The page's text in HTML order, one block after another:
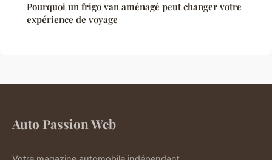
Pourquoi un frigo van aménagé peut changer votre
expérience de voyage
Auto Passion Web